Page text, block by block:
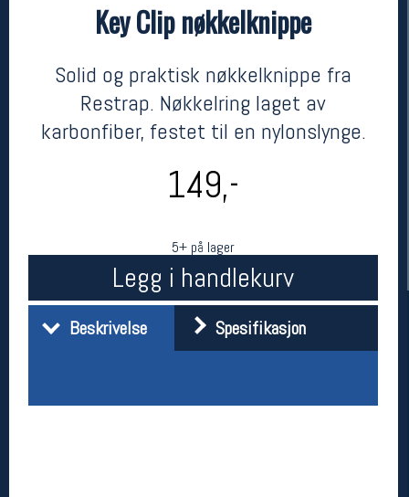
Key Clip nøkkelknippe
Solid og praktisk nøkkelknippe fra
Restrap. Nøkkelring laget av
karbonfiber, festet til en nylonslynge.
149,-
5+ på lager
Legg i handlekurv
Beskrivelse Spesifikasjon
Restrap
Key Clip nøkkelknippe
kr 149
Her finner du oss